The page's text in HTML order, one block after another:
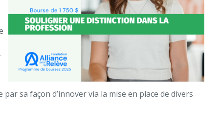
sa façon d’innover via la mise en place de divers